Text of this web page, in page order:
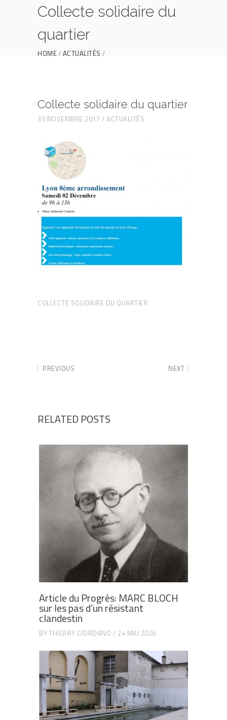
Collecte solidaire du
quartier
HOME ACTUALITÉS
Collecte solidaire du quartier
30 NOVEMBRE 2017 ACTUALITÉS
COLLECTE SOLIDAIRE DU QUARTIER
PREVIOUS NEXT
RELATED POSTS
Article du Progrès: MARC BLOCH
sur les pas d’un résistant
clandestin
BYTHIERRY GIORDANO 24 MAI 2026